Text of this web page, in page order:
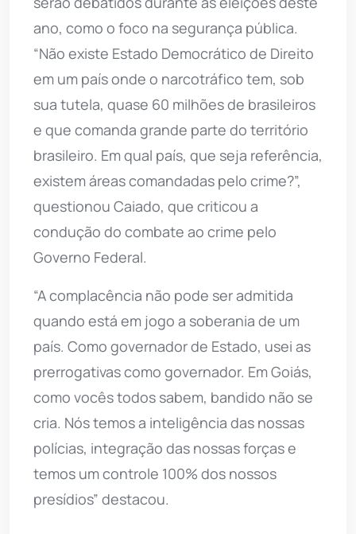
ano, como o foco na segurança pública.
“Não existe Estado Democrático de Direito
em um país onde o narcotráfico tem, sob
sua tutela, quase 60 milhões de brasileiros
e que comanda grande parte do território
brasileiro. Em qual país, que seja referência,
existem áreas comandadas pelo crime?”,
questionou Caiado, que criticou a
condução do combate ao crime pelo
Governo Federal.
“A complacência não pode ser admitida
quando está em jogo a soberania de um
país. Como governador de Estado, usei as
prerrogativas como governador. Em Goiás,
como vocês todos sabem, bandido não se
cria. Nós temos a inteligência das nossas
polícias, integração das nossas forças e
temos um controle 100% dos nossos
presídios” destacou.